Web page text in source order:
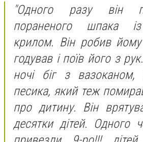
"Одного разу він
пораненого шпака
крилом. Він робив йому
годував і поїв його з
ночі біг з
песика, який теж
про дитину. Він
десятки дітей. Одного